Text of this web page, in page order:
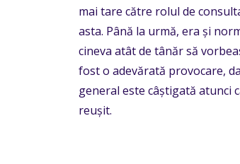
mai tare către rolul de
asta. Până la urmă, era și
cineva atât de tânăr să
fost o adevărată provocare,
general este câștigată atunci
reușit.